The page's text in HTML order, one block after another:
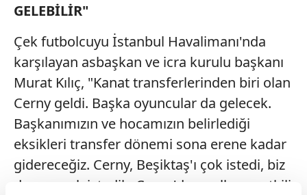
GELEBİLİR"
Çek futbolcuyu İstanbul Havalimanı'nda
karşılayan asbaşkan ve icra kurulu başkanı
Murat Kılıç, "Kanat transferlerinden biri olan
Cerny geldi. Başka oyuncular da gelecek.
Başkanımızın ve hocamızın belirlediği
eksikleri transfer dönemi sona erene kadar
gidereceğiz. Cerny, Beşiktaş'ı çok istedi, biz
de onu çok istedik. Cerny'den goller ve etkili